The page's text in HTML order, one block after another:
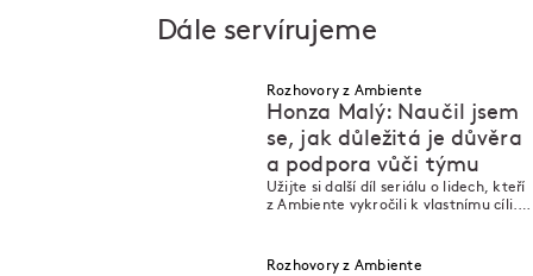
Dále servírujeme
Rozhovory z Ambiente
Honza Malý: Naučil jsem
se, jak důležitá je důvěra
a podpora vůči týmu
Užijte si další díl seriálu o lidech, kteří
z Ambiente vykročili k vlastnímu cíli.
& Bakery.
Rozhovory z Ambiente